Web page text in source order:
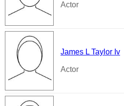
Actor
James L Taylor Iv
Actor